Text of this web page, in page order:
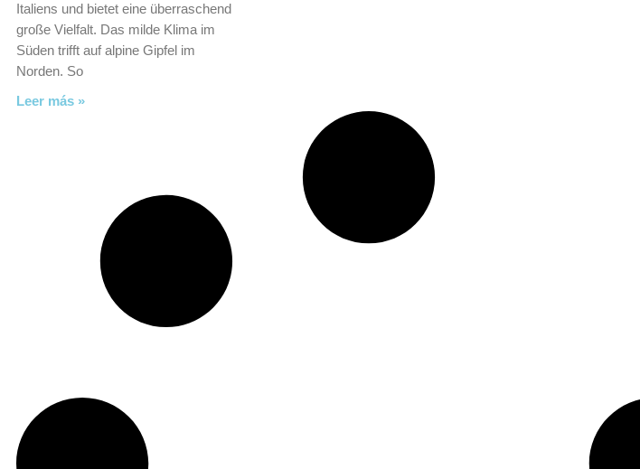
Italiens und bietet eine überraschend
große Vielfalt. Das milde Klima im
Süden trifft auf alpine Gipfel im
Norden. So
Leer más »